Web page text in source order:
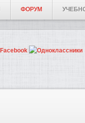
ФОРУМ